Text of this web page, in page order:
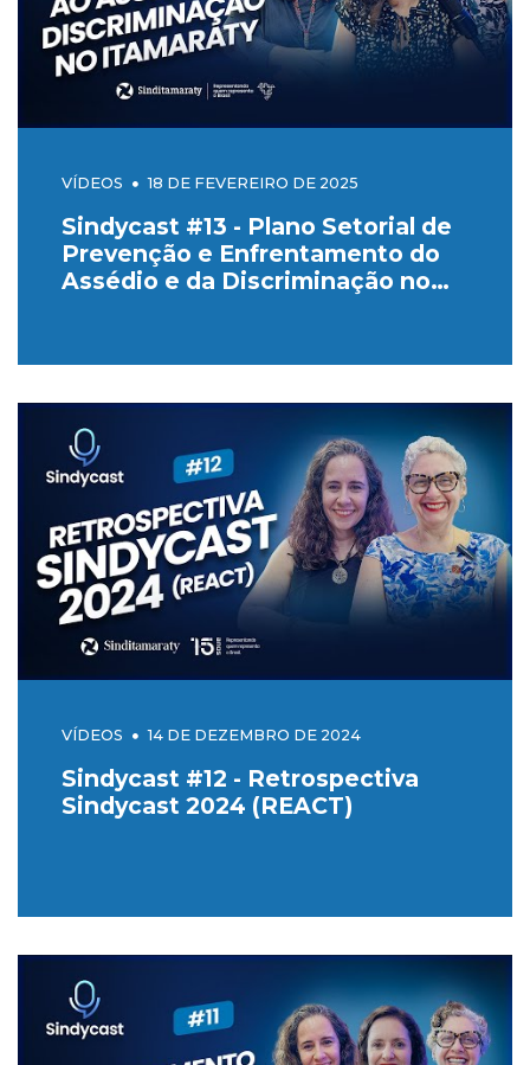
VÍDEOS 18 DE FEVEREIRO DE 2025
Sindycast #13 - Plano Setorial de
Prevenção e Enfrentamento do
Assédio e da Discriminação no
VÍDEOS 14 DE DEZEMBRO DE 2024
Sindycast #12 - Retrospectiva
Sindycast 2024 (REACT)